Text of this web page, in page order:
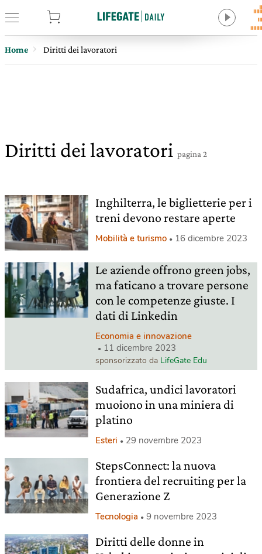
Home Diritti dei lavoratori
Diritti dei lavoratori pagina 2
Inghilterra, le biglietterie per i
treni devono restare aperte
Mobilità e turismo 16 dicembre 2023
Le aziende offrono green jobs,
ma faticano a trovare persone
con le competenze giuste. I
dati di Linkedin
Economia e innovazione
11 dicembre 2023
sponsorizzato da LifeGate Edu
Sudafrica, undici lavoratori
muoiono in una miniera di
platino
Esteri 29 novembre 2023
StepsConnect: la nuova
frontiera del recruiting per la
Generazione Z
Tecnologia 9 novembre 2023
Diritti delle donne in